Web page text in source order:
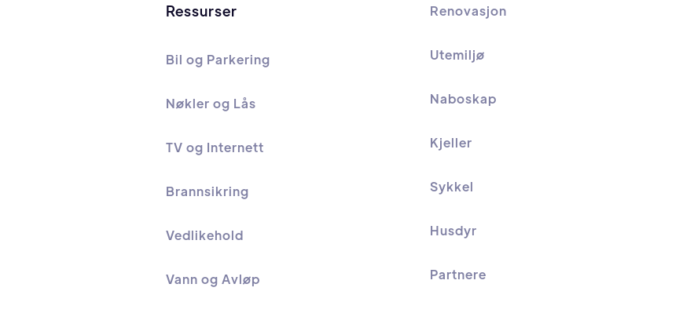
Ressurser
Bil og Parkering
Nøkler og Lås
TV og Internett
Brannsikring
Vedlikehold
Vann og Avløp
Renovasjon
Utemiljø
Naboskap
Kjeller
Sykkel
Husdyr
Partnere